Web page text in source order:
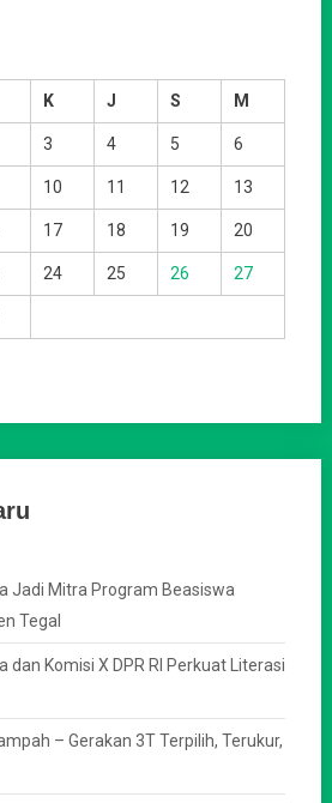
K J S M
3 4 5 6
10 11 12 13
17 18 19 20
24 25 26 27
Jadi Mitra Program Beasiswa
Tegal
dan Komisi X DPR RI Perkuat Literasi
– Gerakan 3T Terpilih, Terukur,